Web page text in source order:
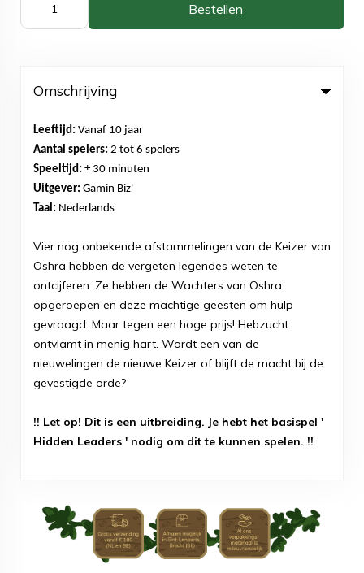
Bestellen
Omschrijving
Leeftijd: Vanaf 10 jaar
Aantal spelers: 2 tot 6 spelers
Speeltijd: ± 30 minuten
Uitgever: Gamin Biz'
Taal: Nederlands
Vier nog onbekende afstammelingen van de Keizer van
Oshra hebben de vergeten legendes weten te
ontcijferen. Ze hebben de Wachters van Oshra
opgeroepen en deze machtige geesten om hulp
gevraagd. Maar tegen een hoge prijs! Hebzucht
ontvlamt in menig hart. Wordt een van de
nieuwelingen de nieuwe Keizer of blijft de macht bij de
gevestigde orde?
!! Let op! Dit is een uitbreiding. Je hebt het basispel '
Hidden Leaders ' nodig om dit te kunnen spelen. !!